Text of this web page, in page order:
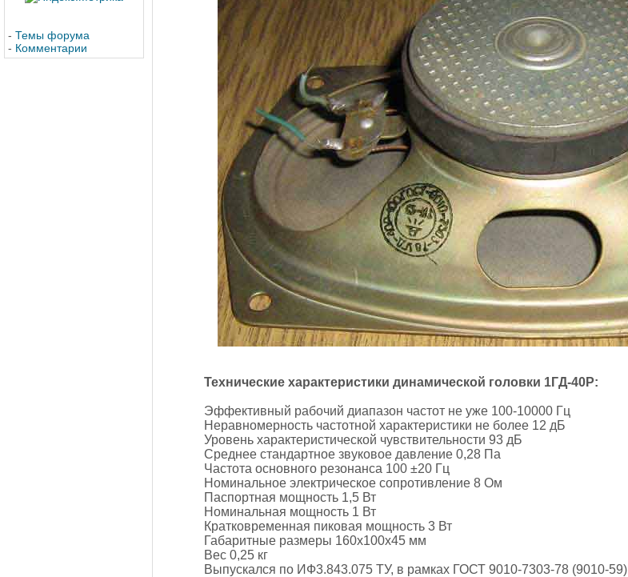
- Темы форума
- Комментарии
Технические характеристики динамической головки 1ГД-40Р:
Эффективный рабочий диапазон частот не уже 100-10000 Гц
Неравномерность частотной характеристики не более 12 дБ
Уровень характеристической чувствительности 93 дБ
Среднее стандартное звуковое давление 0,28 Па
Частота основного резонанса 100 ±20 Гц
Номинальное электрическое сопротивление 8 Ом
Паспортная мощность 1,5 Вт
Номинальная мощность 1 Вт
Кратковременная пиковая мощность 3 Вт
Габаритные размеры 160х100х45 мм
Вес 0,25 кг
Выпускался по ИФ3.843.075 ТУ, в рамках ГОСТ 9010-7303-78 (9010-59)